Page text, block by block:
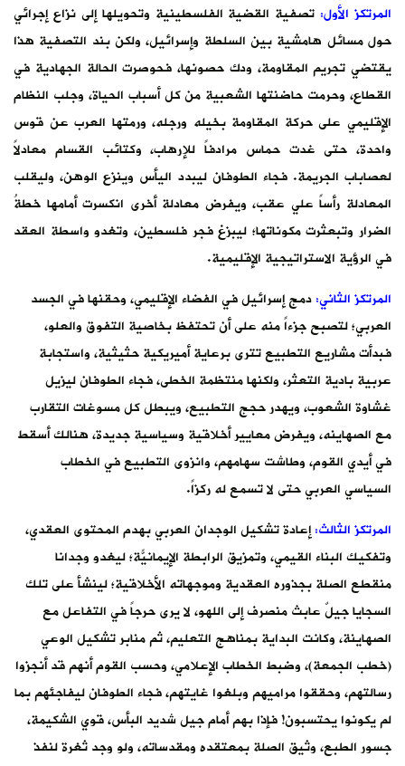
المرتكز الأول:تصفية القضية الفلسطينية وتحويلها إلى نزاع إجرائي
حول مسائل هامشية بين السلطة وإسرائيل، ولكن بند التصفية هذا
يقتضي تجريم المقاومة، ودك حصونها، فحوصرت الحالة الجهادية في
القطاع، وحرمت حاضنتها الشعبية من كل أسباب الحياة، وجلب النظام
الإقليمي على حركة المقاومة بخيله ورجله، ورمتها العرب عن قوس
واحدة، حتى غدت حماس مرادفاً للإرهاب، وكتائب القسام معادلاً
لعصاباب الجريمة. فجاء الطوفان ليبدد اليأس وينزع الوهن، وليقلب
المعادلة رأساً علي عقب، ويفرض معادلة أخرى انكسرت أمامها خطةُ
الضرار وتبعثرت مكوناتها؛ ليبزغ فجر فلسطين، وتغدو واسطة العقد
في الرؤية الاستراتيجية الإقليمية.
المرتكز الثاني:دمج إسرائيل في الفضاء الإقليمي، وحقنها في الجسد
العربي؛ لتصبح جزءاً منه على أن تحتفظ بخاصية التفوق والعلو،
فبدأت مشاريع التطبيع تترى برعاية أميريكية حثيثية، واستجابة
عربية بادية التعثر، ولكنها منتظمة الخطى، فجاء الطوفان ليزيل
غشاوة الشعوب، ويهدر حجج التطبيع، ويبطل كل مسوغات التقارب
مع الصهاينه، ويفرض معايير أخلاقية وسياسية جديدة، هنالك أسقط
في أيدي القوم، وطاشت سهامهم، وانزوى التطبيع في الخطاب
السياسي العربي حتى لا تسمع له ركزاً.
المرتكز الثالث:إعادة تشكيل الوجدان العربي بهدم المحتوى العقدي،
وتفكيك البناء القيمي، وتمزيق الرابطة الإيمانيّة؛ ليغدو وجداناً
منقطع الصلة بجذوره العقدية وموجهاته الأخلاقية؛ لينشأ على تلك
السجايا جيلٌ عابث منصرف إلى اللهو، لا يرى حرجاً في التفاعل مع
الصهاينة، وكانت البداية بمناهج التعليم، ثم منابر تشكيل الوعي
(خطب الجمعة)، وضبط الخطاب الإعلامي، وحسب القوم أنهم قد أنجزوا
رسالتهم، وحققوا مراميهم وبلغوا غايتهم، فجاء الطوفان ليفاجئهم بما
لم يكونوا يحتسبون! فإذا بهم أمام جيل شديد البأس، قوي الشكيمة،
جسور الطبع، وثيق الصلة بمعتقده ومقدساته، ولو وجد ثغرة لنفذ